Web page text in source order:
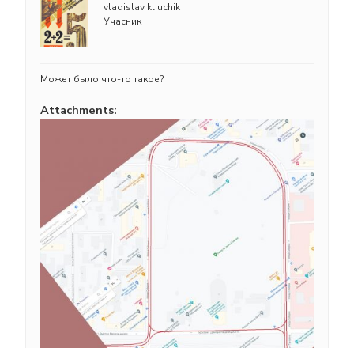
vladislav kliuchik
Учасник
Может было что-то такое?
Attachments: